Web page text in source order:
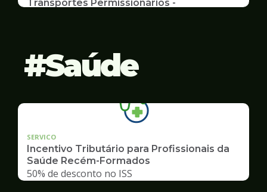
Transportes Permissionários -
Saúde
SERVICO
Incentivo Tributário para Profissionais da
Saúde Recém-Formados
50% de desconto no ISS